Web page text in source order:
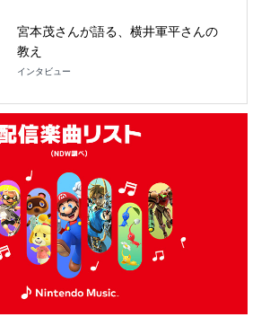
宮本茂さんが語る、横井軍平さんの
教え
インタビュー